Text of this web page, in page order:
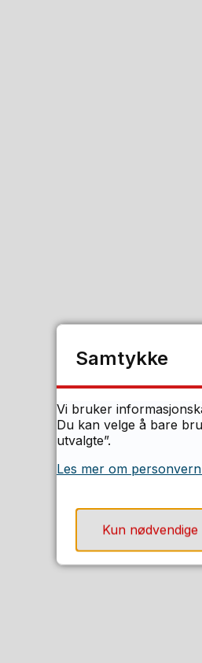
Samtykke
Vi bruker
Du kan velge å bare
utvalgte”.
Les mer om
Kun nødvendige